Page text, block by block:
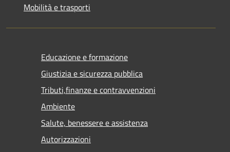
Mobilità e trasporti
Educazione e formazione
Giustizia e sicurezza pubblica
Tributi,finanze e contravvenzioni
Ambiente
Salute, benessere e assistenza
Autorizzazioni